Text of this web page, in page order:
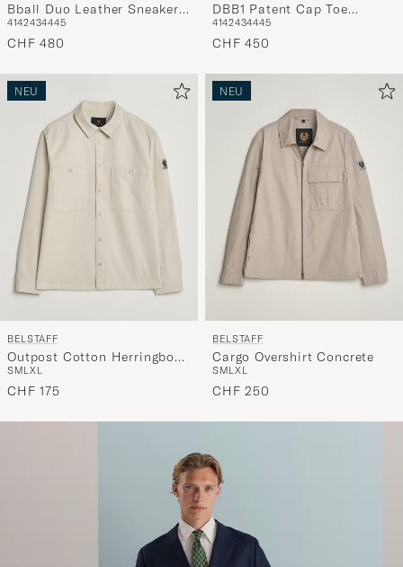
Bball Duo Leather Sneaker
Dark Brown
4142434445
CHF 480
DBB1 Patent Cap Toe
Sneaker Light Beige
4142434445
CHF 450
NEU
BELSTAFF
Outpost Cotton Herringbone
Overshirt Pale Stone
SMLXL
CHF 175
NEU
BELSTAFF
Cargo Overshirt Concrete
SMLXL
CHF 250